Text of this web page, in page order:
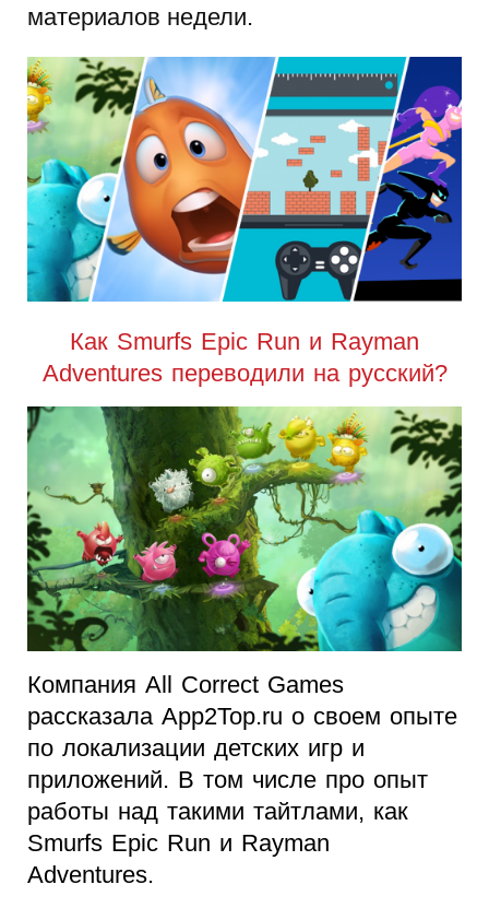
материалов недели.
Как Smurfs Epic Run и Rayman
Adventures переводили на русский?
Компания All Correct Games
рассказала App2Top.ru о своем опыте
по локализации детских игр и
приложений. В том числе про опыт
работы над такими тайтлами, как
Smurfs Epic Run и Rayman
Adventures.